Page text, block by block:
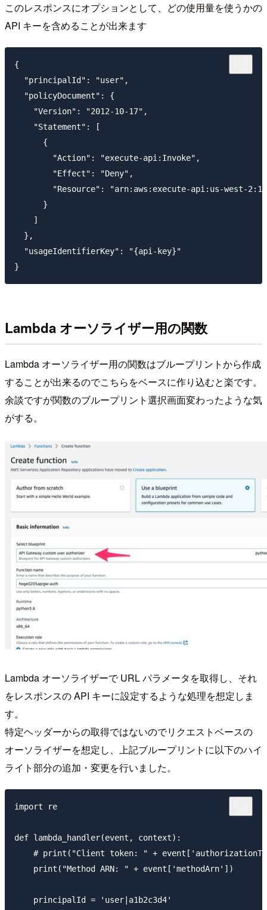
このレスポンスにオプションとして、どの使用量を使うかの
API キーを含めることが出来ます
{
  "principalId": "user",
  "policyDocument": {
    "Version": "2012-10-17",
    "Statement": [
      {
        "Action": "execute-api:Invoke",
        "Effect": "Deny",
"Resource": "arn:aws:execute-api:us-west-
      }
    ]
  },
  "usageIdentifierKey": "{api-key}"
Lambda オーソライザー用の関数
Lambda オーソライザー用の関数はブループリントから作成
することが出来るのでこちらをベースに作り込むと楽です。
余談ですが関数のブループリント選択画面変わったような気
がする。
Lambda オーソライザーで URL パラメータを取得し、それ
をレスポンスの API キーに設定するような処理を想定しま
す。
特定ヘッダーからの取得ではないのでリクエストベースの
オーソライザーを想定し、上記ブループリントに以下のハイ
ライト部分の追加・変更を行いました。
import re
def lambda_handler(event, context):
# print("Client token: " +
    print("Method ARN: " + event['methodArn'])
    principalId = 'user|a1b2c3d4'